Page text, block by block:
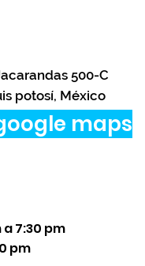
500-C
potosí, México
a 7:30 pm
pm
maps